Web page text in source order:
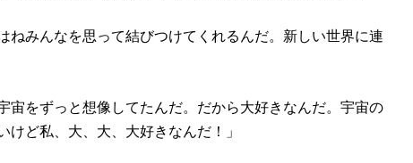
ねみんなを思って結びつけてくれるんだ。新しい世界に連
宙をずっと想像してたんだ。だから大好きなんだ。宇宙の
けど私、大、大、大好きなんだ！」